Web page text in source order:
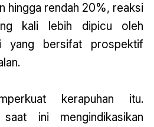
hingga rendah 20%, reaksi
kali lebih dipicu oleh
yang bersifat prospektif
kerapuhan itu.
ini mengindikasikan